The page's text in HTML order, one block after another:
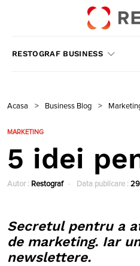
RESTOGRAF BUSINESS
Acasa > Business Blog >
MARKETING
5 idei
Autor : Restograf Data publicare :
Secretul pentru a
de marketing. Iar
newslettere.